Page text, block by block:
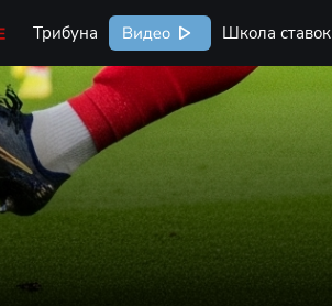
Трибуна Видео Школа ставок